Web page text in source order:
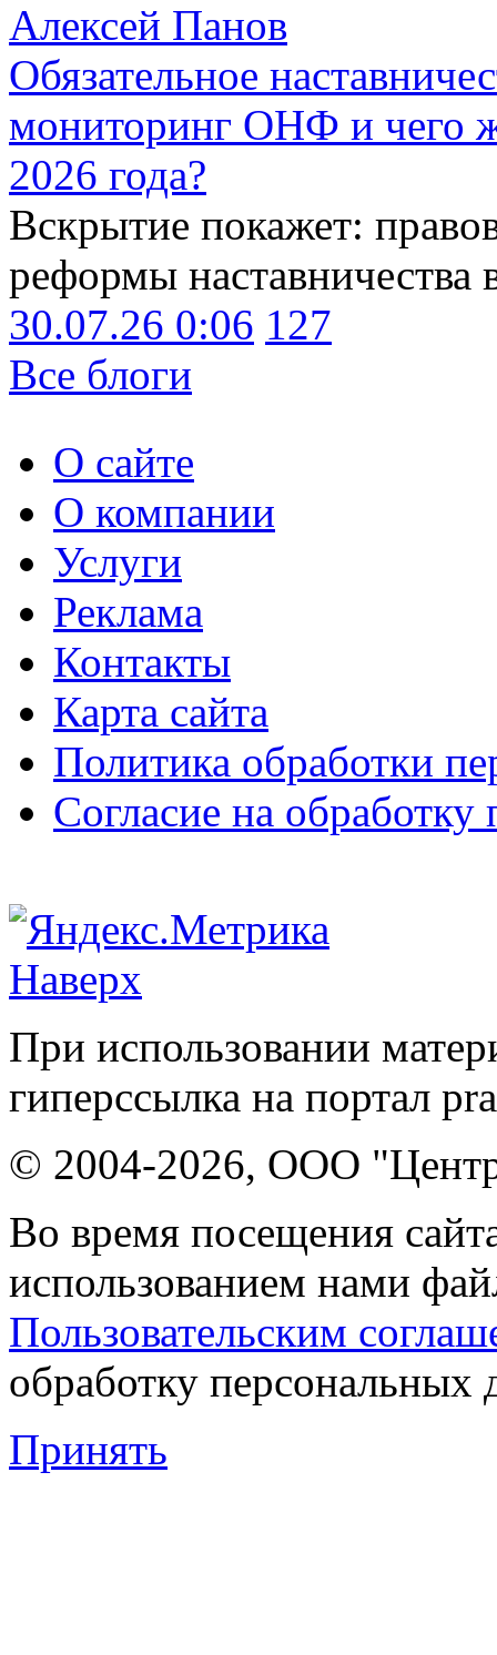
Алексей Панов
Обязательное
мониторинг ОНФ и чего
2026 года?
Вскрытие покажет:
реформы наставничества
30.07.26 0:06 127
Все блоги
О сайте
О компании
Услуги
Реклама
Контакты
Карта сайта
Политика обработки
Согласие на
Наверх
При использовании
гиперссылка на портал
© 2004-2026, ООО "Центр
Во время посещения
использованием нами
Пользовательским
обработку персональных
Принять